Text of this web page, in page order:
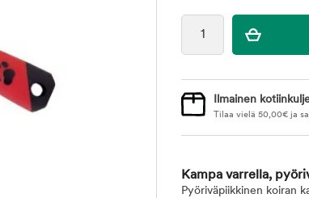
Ilmainen
Tilaa vielä 50,00€ ja
Kampa varrella,
Pyöriväpiikkinen koiran